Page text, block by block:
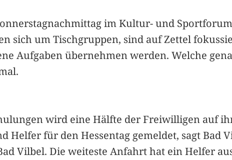
im Kultur- und
sich um Tischgruppen, sind auf Zettel
Aufgaben übernehmen werden. Welche
wird eine Hälfte der Freiwilligen auf
Helfer für den Hessentag gemeldet, sagt Bad
Vilbel. Die weiteste Anfahrt hat ein Helfer